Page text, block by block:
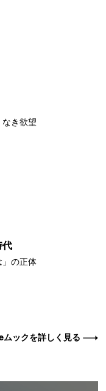
なき欲望
代
」の正体
ムックを詳しく見る